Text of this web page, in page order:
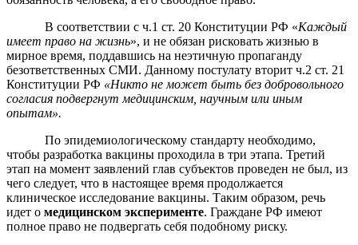
В соответствии с ч.1 ст. 20 Конституции РФ «Каждый
имеет право на жизнь», и не обязан рисковать жизнью в
мирное время, поддавшись на неэтичную пропаганду
безответственных СМИ. Данному постулату вторит ч.2 ст. 21
Конституции РФ «Никто не может быть без добровольного
согласия подвергнут медицинским, научным или иным
опытам».
По эпидемиологическому стандарту необходимо,
чтобы разработка вакцины проходила в три этапа. Третий
этап на момент заявлений глав субъектов проведен не был, из
чего следует, что в настоящее время продолжается
клиническое исследование вакцины. Таким образом, речь
идет о медицинском эксперименте. Граждане РФ имеют
полное право не подвергать себя подобному риску.